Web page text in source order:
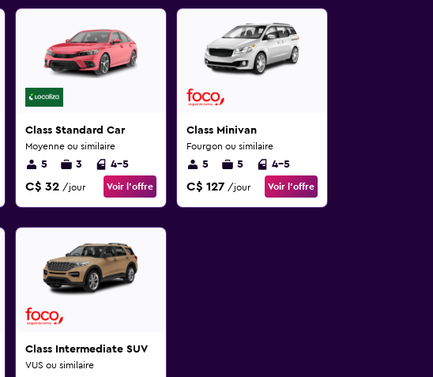
Class Standard Car
Moyenne ou similaire
5 3 4-5
C$ 32 /jour Voir l’offre
Class Minivan
Fourgon ou similaire
5 5 4-5
C$ 127 /jour Voir l’offre
Class Intermediate SUV
VUS ou similaire